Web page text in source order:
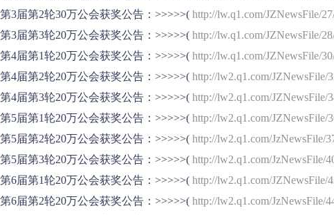
第3届第2轮30万公会获奖公告：>>>>>( http://lw.q1.com/JZNewsFile/
第3届第3轮20万公会获奖公告：>>>>>( http://lw.q1.com/JZNewsFile/
第4届第1轮20万公会获奖公告：>>>>>( http://lw.q1.com/JZNewsFile/
第4届第2轮20万公会获奖公告：>>>>>( http://lw2.q1.com/JZNewsFile/
第4届第3轮20万公会获奖公告：>>>>>( http://lw2.q1.com/JZNewsFile/
第5届第1轮20万公会获奖公告：>>>>>( http://lw2.q1.com/JZNewsFile/
第5届第2轮20万公会获奖公告：>>>>>( http://lw2.q1.com/JzNewsFile/
第5届第3轮20万公会获奖公告：>>>>>( http://lw2.q1.com/JzNewsFile/
第6届第1轮20万公会获奖公告：>>>>>( http://lw2.q1.com/JZNewsFile/
第6届第2轮20万公会获奖公告：>>>>>( http://lw2.q1.com/JzNewsFile/